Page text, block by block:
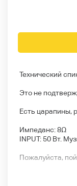
Технический
Это не
Есть царапины,
Импеданс: 8Ω
INPUT: 50 Вт.
Пожалуйста,